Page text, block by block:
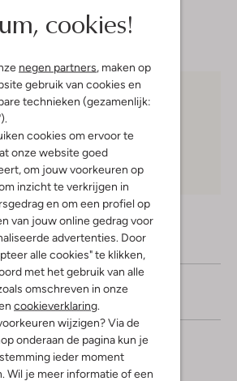
cookies!
negen partners, maken op
gebruik van cookies en
technieken (gezamenlijk:
cookies om ervoor te
onze website goed
om jouw voorkeuren op
inzicht te verkrijgen in
en om een profiel op
van jouw online gedrag voor
advertenties. Door
alle cookies" te klikken,
met het gebruik van alle
omschreven in onze
cookieverklaring.
wijzigen? Via de
onderaan de pagina kun je
ieder moment
Wil je meer informatie of een
vanaf €75,-
binnen 30 dagen*
met Klarna
5 /5
2
5
Sterren